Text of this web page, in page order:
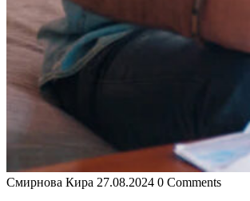
Смирнова Кира 27.08.2024 0 Comments